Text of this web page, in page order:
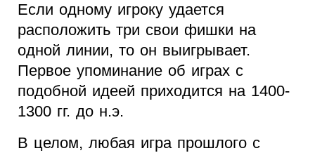
Если одному игроку удается
расположить три свои фишки на
одной линии, то он выигрывает.
Первое упоминание об играх с
подобной идеей приходится на 1400-
1300 гг. до н.э.
В целом, любая игра прошлого с